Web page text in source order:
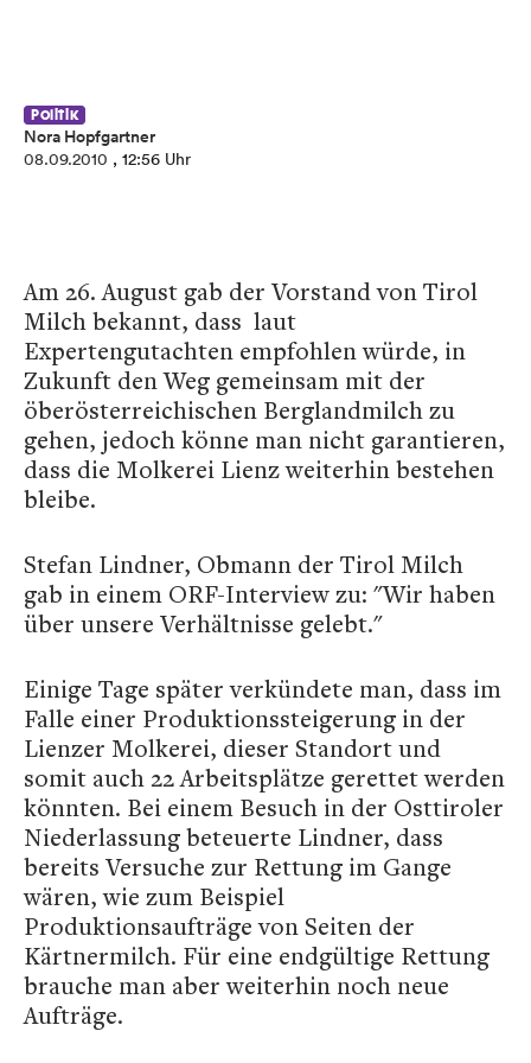
Politik
Nora Hopfgartner
08.09.2010 , 12:56 Uhr
Am 26. August gab der Vorstand von Tirol
Milch bekannt, dass laut
Expertengutachten empfohlen würde, in
Zukunft den Weg gemeinsam mit der
öberösterreichischen Berglandmilch zu
gehen, jedoch könne man nicht garantieren,
dass die Molkerei Lienz weiterhin bestehen
bleibe.
Stefan Lindner, Obmann der Tirol Milch
gab in einem ORF-Interview zu: "Wir haben
über unsere Verhältnisse gelebt."
Einige Tage später verkündete man, dass im
Falle einer Produktionssteigerung in der
Lienzer Molkerei, dieser Standort und
somit auch 22 Arbeitsplätze gerettet werden
könnten. Bei einem Besuch in der Osttiroler
Niederlassung beteuerte Lindner, dass
bereits Versuche zur Rettung im Gange
wären, wie zum Beispiel
Produktionsaufträge von Seiten der
Kärtnermilch. Für eine endgültige Rettung
brauche man aber weiterhin noch neue
Aufträge.